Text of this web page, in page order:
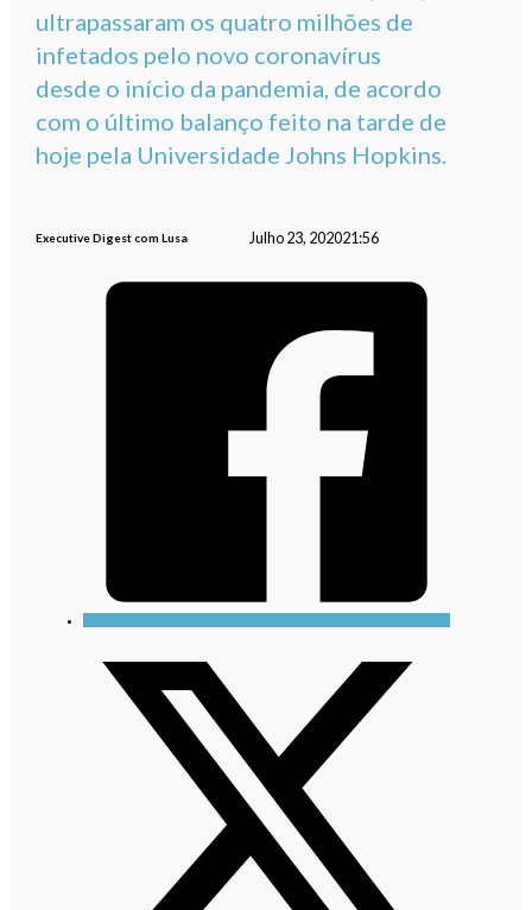
ultrapassaram os quatro milhões de
infetados pelo novo coronavírus
desde o início da pandemia, de acordo
com o último balanço feito na tarde de
hoje pela Universidade Johns Hopkins.
Executive Digest com Lusa Julho 23, 202021:56